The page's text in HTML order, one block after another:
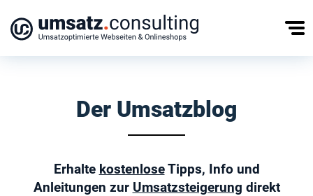
Kostenfreies Erstgespräch
Der Umsatzblog
Erhalte kostenloseTipps, Info und
Anleitungen zur Umsatzsteigerung direkt